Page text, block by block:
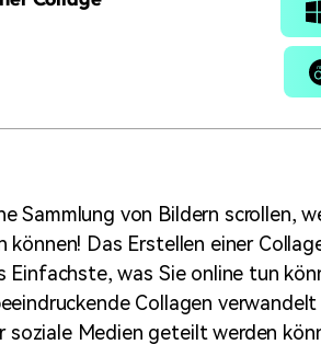
Sammlung von Bildern scrollen,
können! Das Erstellen einer
Einfachste, was Sie online tun
Collagen
soziale Medien geteilt werden